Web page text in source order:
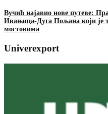
Вучић најавио нове путеве:
Ивањица-Дуга Пољана који је
мостовима
Univerexport